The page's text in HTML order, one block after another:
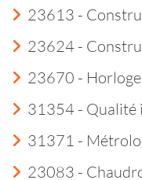
23613 -
23624 -
23670 -
31354 - Qualité
31371 -
23083 -